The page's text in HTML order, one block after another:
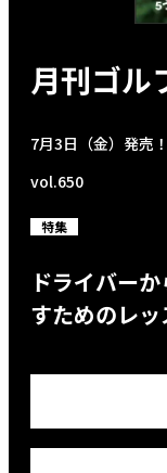
月刊ゴル
7月3日（金）発売！
vol.650
特集
ドライバー
すためのレッ